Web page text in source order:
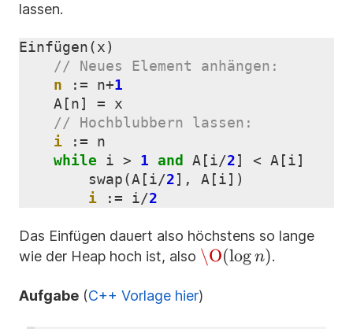
lassen.
Einfügen(x)
n
:= n+1
A [n] =
x
i
:=
n
while
i > 1 and A [i/2] < A [i]
swap(A [i/2], A [i])
i
:= i/2
Das Einfügen dauert also höchstens so lange
wie der Heap hoch ist, also \O(\log
\O(logn).
Aufgabe (C++ Vorlage hier)